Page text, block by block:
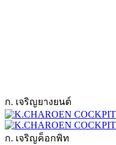
ก. เจริญยางยนต์
ก. เจริญค็อกพิท